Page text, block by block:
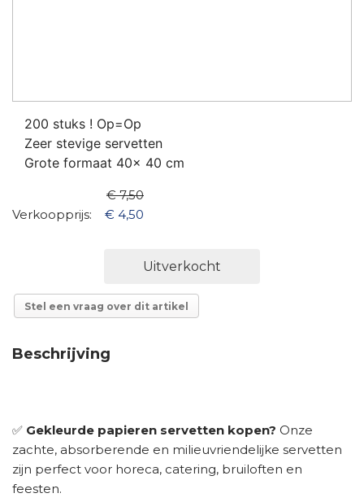
200 stuks ! Op=Op
Zeer stevige servetten
Grote formaat 40x 40 cm
€ 7,50
Verkoopprijs:
€ 4,50
Uitverkocht
Stel een vraag over dit artikel
Beschrijving
✅ Gekleurde papieren servetten kopen? Onze
zachte, absorberende en milieuvriendelijke servetten
zijn perfect voor horeca, catering, bruiloften en
feesten.